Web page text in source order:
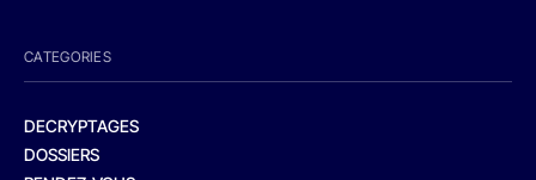
CATEGORIES
DECRYPTAGES
DOSSIERS